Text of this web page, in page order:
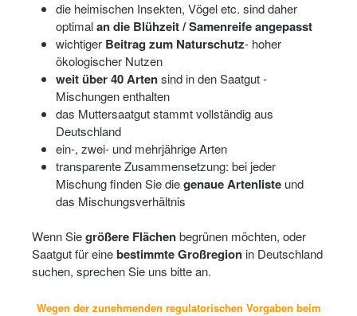
die heimischen Insekten, Vögel etc. sind daher
optimalan die Blühzeit / Samenreife angepasst
wichtiger Beitrag zum Naturschutz- hoher
ökologischer Nutzen
weit über 40 Artensind in den Saatgut -
Mischungen enthalten
das Muttersaatgut stammt vollständig aus
Deutschland
ein-, zwei- und mehrjährige Arten
transparente Zusammensetzung: bei jeder
Mischung finden Sie diegenaue Artenliste und
das Mischungsverhältnis
Wenn Siegrößere Flächenbegrünen möchten, oder
Saatgut für einebestimmte Großregion in Deutschland
suchen, sprechen Sie uns bitte an.
Wegen der zunehmenden regulatorischen Vorgaben beim